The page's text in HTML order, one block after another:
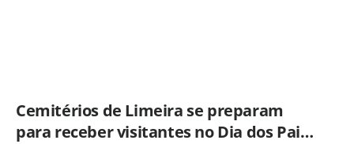
Cemitérios de Limeira se preparam
para receber visitantes no Dia dos Pais;